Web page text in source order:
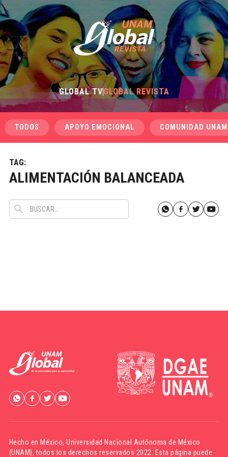
GLOBAL TVGLOBAL REVISTA
TODOS APOYO EMOCIONAL COMUNIDAD UNAM
TAG:
ALIMENTACIÓN BALANCEADA
Hecho en México,Universidad Nacional Autónoma de México
(UNAM), todos los derechos reservados 2022. Esta página puede